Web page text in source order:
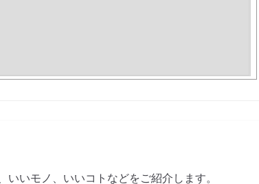
いモノ、いいコトなどをご紹介します。